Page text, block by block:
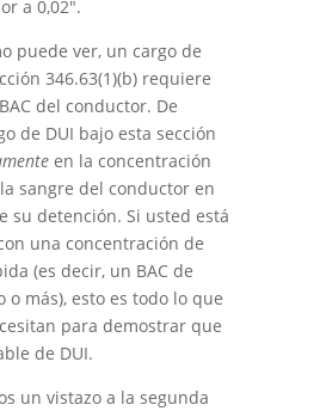
a 0,02".
puede ver, un cargo de
346.63(1)(b) requiere
del conductor. De
de DUI bajo esta sección
en la concentración
sangre del conductor en
su detención. Si usted está
una concentración de
(es decir, un BAC de
o más), esto es todo lo que
para demostrar que
de DUI.
un vistazo a la segunda